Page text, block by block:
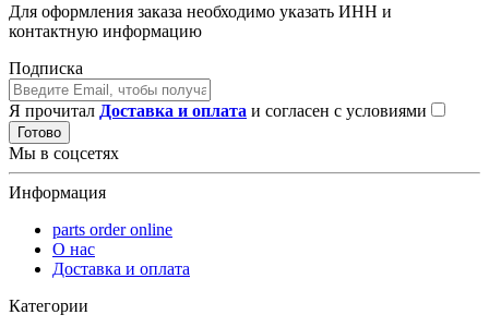
Для оформления заказа необходимо указать ИНН и
контактную информацию
Подписка
Я прочитал Доставка и оплата и согласен с условиями
Готово
Мы в соцсетях
Информация
parts order onlinе
О нас
Доставка и оплата
Категории